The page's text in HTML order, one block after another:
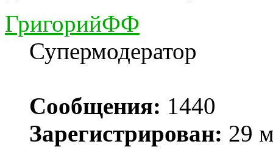
ГригорийФФ
Супермодератор
Сообщения: 1440
Зарегистрирован: 29